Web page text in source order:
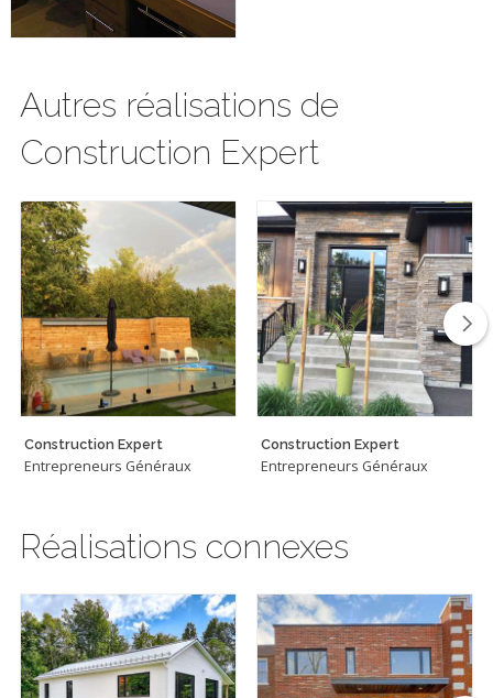
Autres réalisations de
Construction Expert
Construction Expert
Entrepreneurs Généraux
Construction Expert
Entrepreneurs Généraux
Réalisations connexes